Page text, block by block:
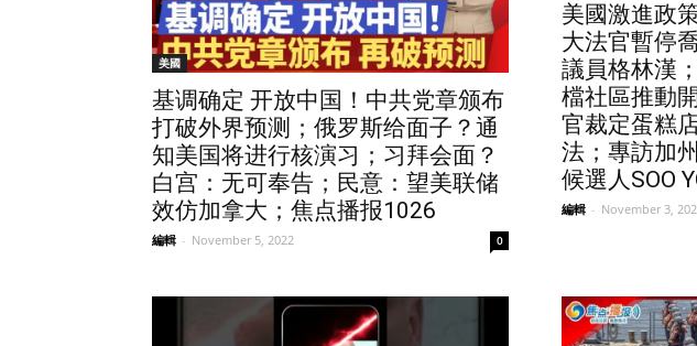
美國
基调确定 开放中国！中共党章颁布
打破外界预测；俄罗斯给面子？通
知美国将进行核演习；习拜会面？
白宫：无可奉告；民意：望美联储
效仿加拿大；焦点播报1026
編輯 - November 5, 2022 0
美國激進政
大法官暫停
議員格林漢
檔社區推動
官裁定蛋糕
法；專訪加
候選人SOO
編輯 - November 3,